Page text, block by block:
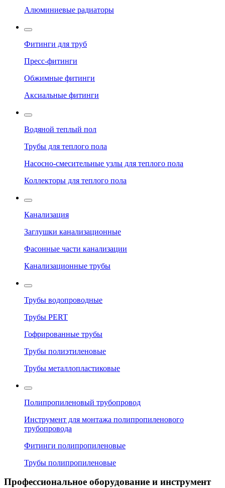
Алюминиевые радиаторы
Фитинги для труб
Пресс-фитинги
Обжимные фитинги
Аксиальные фитинги
Водяной теплый пол
Трубы для теплого пола
Насосно-смесительные узлы для теплого пола
Коллекторы для теплого пола
Канализация
Заглушки канализационные
Фасонные части канализации
Канализационные трубы
Трубы водопроводные
Трубы PERT
Гофрированные трубы
Трубы полиэтиленовые
Трубы металлопластиковые
Полипропиленовый трубопровод
Инструмент для монтажа полипропиленового
трубопровода
Фитинги полипропиленовые
Трубы полипропиленовые
Профессиональное оборудование и инструмент